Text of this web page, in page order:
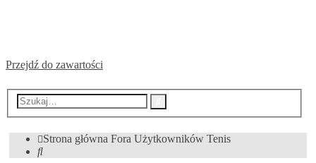
Przejdź do zawartości
Strona główna Fora Użytkowników Tenis
Szukaj